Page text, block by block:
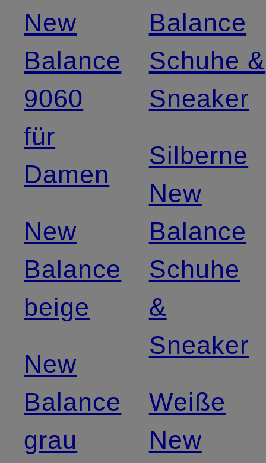
New
Balance
9060
für
Damen
New
Balance
beige
New
Balance
grau
Balance
Schuhe &
Sneaker
Silberne
New
Balance
Schuhe
&
Sneaker
Weiße
New